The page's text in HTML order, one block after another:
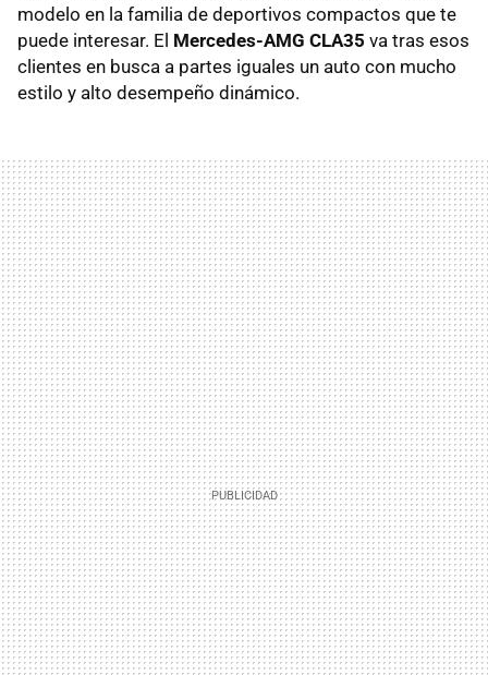
modelo en la familia de deportivos compactos que te
puede interesar. El Mercedes-AMG CLA35 va tras esos
clientes en busca a partes iguales un auto con mucho
estilo y alto desempeño dinámico.